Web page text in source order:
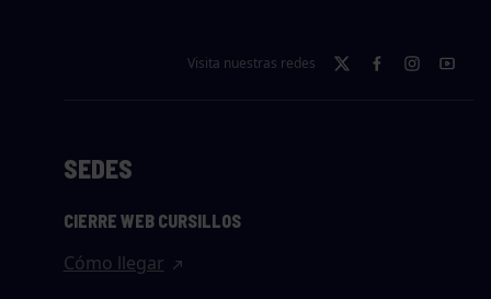
Visita nuestras redes
SEDES
CIERRE WEB CURSILLOS
Cómo llegar